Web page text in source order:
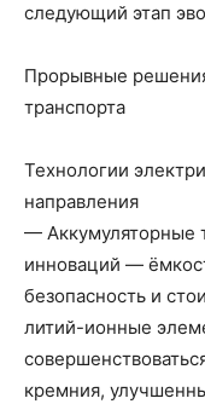
следующий этап
Прорывные
транспорта
Технологии
направления
— Аккумуляторные
инноваций —
безопасность и
литий-ионные
кремния,